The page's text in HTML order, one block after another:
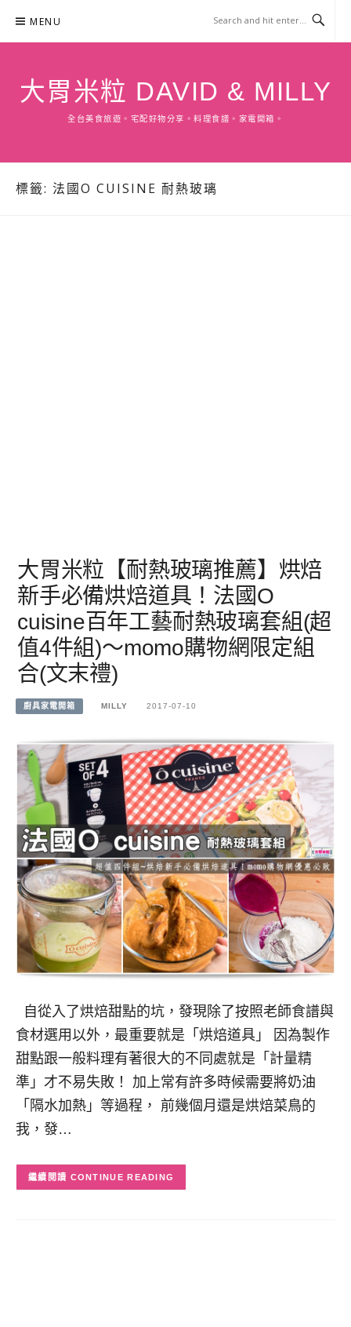
content
MENU
大胃米粒 DAVID & MILLY
全台美食旅遊。宅配好物分享。料理食譜。家電開箱。
標籤: 法國O CUISINE 耐熱玻璃
大胃米粒【耐熱玻璃推薦】烘焙
新手必備烘焙道具！法國O
cuisine百年工藝耐熱玻璃套組(超
值4件組)～momo購物網限定組
合(文末禮)
廚具家電開箱 MILLY 2017-07-10
自從入了烘焙甜點的坑，發現除了按照老師食譜與
食材選用以外，最重要就是「烘焙道具」 因為製作
甜點跟一般料理有著很大的不同處就是「計量精
準」才不易失敗！ 加上常有許多時候需要將奶油
「隔水加熱」等過程， 前幾個月還是烘焙菜鳥的
我，發…
CONTINUE READING